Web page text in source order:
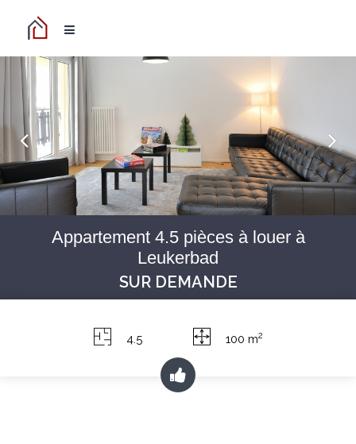
Appartement 4.5 pièces à louer à
Leukerbad
SUR DEMANDE
4.5 100 m2